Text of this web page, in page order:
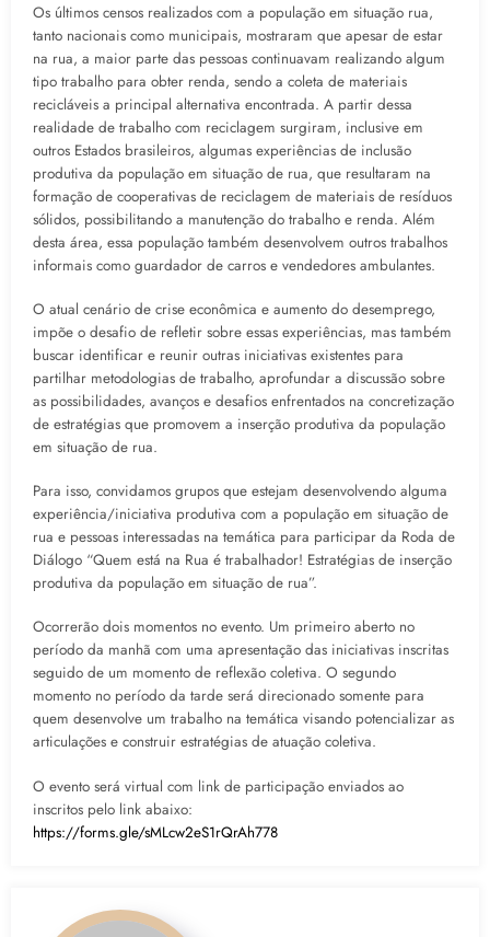
Os últimos censos realizados com a população em situação rua,
tanto nacionais como municipais, mostraram que apesar de estar
na rua, a maior parte das pessoas continuavam realizando algum
tipo trabalho para obter renda, sendo a coleta de materiais
recicláveis a principal alternativa encontrada. A partir dessa
realidade de trabalho com reciclagem surgiram, inclusive em
outros Estados brasileiros, algumas experiências de inclusão
produtiva da população em situação de rua, que resultaram na
formação de cooperativas de reciclagem de materiais de resíduos
sólidos, possibilitando a manutenção do trabalho e renda. Além
desta área, essa população também desenvolvem outros trabalhos
informais como guardador de carros e vendedores ambulantes.
O atual cenário de crise econômica e aumento do desemprego,
impõe o desafio de refletir sobre essas experiências, mas também
buscar identificar e reunir outras iniciativas existentes para
partilhar metodologias de trabalho, aprofundar a discussão sobre
as possibilidades, avanços e desafios enfrentados na concretização
de estratégias que promovem a inserção produtiva da população
em situação de rua.
Para isso, convidamos grupos que estejam desenvolvendo alguma
experiência/iniciativa produtiva com a população em situação de
rua e pessoas interessadas na temática para participar da Roda de
Diálogo “Quem está na Rua é trabalhador! Estratégias de inserção
produtiva da população em situação de rua”.
Ocorrerão dois momentos no evento. Um primeiro aberto no
período da manhã com uma apresentação das iniciativas inscritas
seguido de um momento de reflexão coletiva. O segundo
momento no período da tarde será direcionado somente para
quem desenvolve um trabalho na temática visando potencializar as
articulações e construir estratégias de atuação coletiva.
O evento será virtual com link de participação enviados ao
inscritos pelo link abaixo:
https://forms.gle/sMLcw2eS1rQrAh778